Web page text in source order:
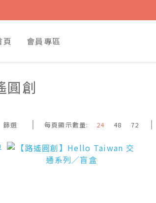
頁 會員專區
圓創
篩選 每頁顯示數量: 24 48 72